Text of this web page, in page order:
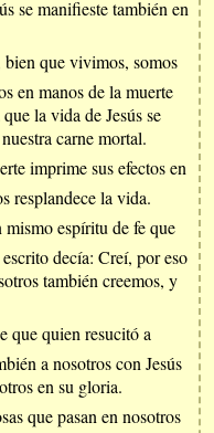
se manifieste también en
bien que vivimos, somos
en manos de la muerte
la vida de Jesús se
carne mortal.
imprime sus efectos en
resplandece la vida.
espíritu de fe que
decía: Creí, por eso
también creemos, y
que quien resucitó a
a nosotros con Jesús
en su gloria.
que pasan en nosotros